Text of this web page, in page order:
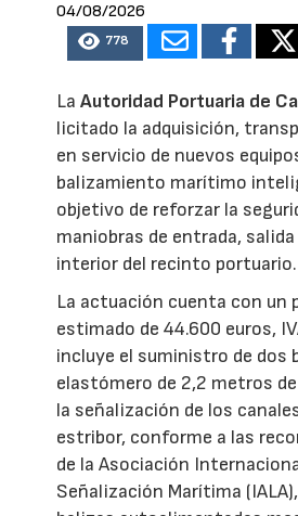
04/08/2026
778
LaAutoridad Portuaria de
licitado la adquisición,
en servicio de nuevos
balizamiento marítimo
objetivo de reforzar la
maniobras de entrada,
interior del recinto portuario.
La actuación cuenta con un
estimado de 44.600 euros,
incluye el suministro de dos
elastómero de 2,2 metros
la señalización de los
estribor, conforme a las
de la Asociación
Señalización Marítima